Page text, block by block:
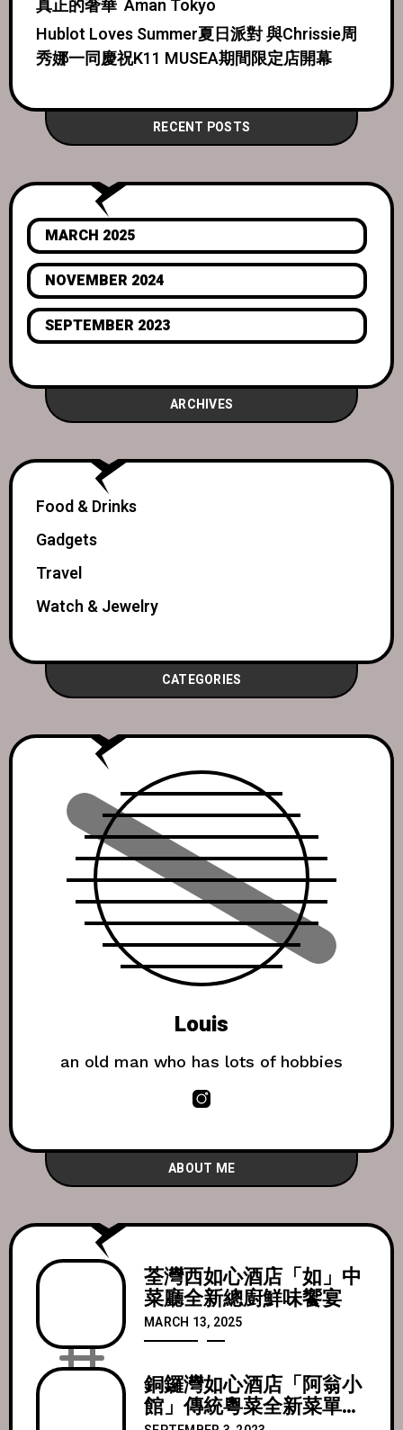
RECENT POSTS
真正的奢華 Aman Tokyo
Hublot Loves Summer夏日派對 與Chrissie周
秀娜一同慶祝K11 MUSEA期間限定店開幕
ARCHIVES
MARCH 2025
NOVEMBER 2024
SEPTEMBER 2023
CATEGORIES
Food & Drinks
Gadgets
Travel
Watch & Jewelry
ABOUT ME
Louis
an old man who has lots of hobbies
荃灣西如心酒店「如」中
菜廳全新總廚鮮味饗宴
MARCH 13, 2025
銅鑼灣如心酒店「阿翁小
館」傳統粵菜全新菜單慶